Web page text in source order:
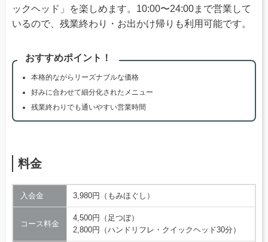
ックヘッド」を楽しめます。10:00〜24:00まで営業して
いるので、残業終わり・お出かけ帰りも利用可能です。
おすすめポイント！
本格的ながらリーズナブルな価格
好みに合わせて細分化されたメニュー
残業終わりでも通いやすい営業時間
料金
入会金 3,980円（もみほぐし）
コース料金
4,500円（足つぼ）
2,800円（ハンドリフレ・クイックヘッド30分）